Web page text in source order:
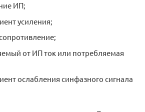
ИП;
усиления;
от ИП ток или потребляемая
ослабления синфазного сигнала